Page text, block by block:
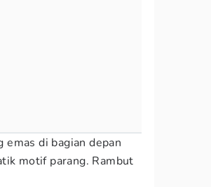
emas di bagian depan
motif parang. Rambut